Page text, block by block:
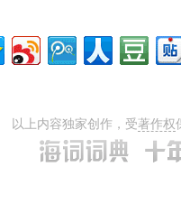
以上内容独家创作，受著作权